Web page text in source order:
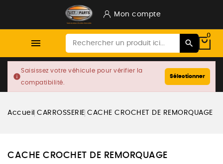
Mon compte

0
info
Saisissez votre véhicule pour vérifier la
compatibilité.
Sélectionner
Accueil CARROSSERIE CACHE CROCHET DE REMORQUAGE
CACHE CROCHET DE REMORQUAGE